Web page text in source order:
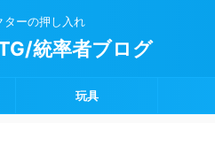
ターの押し入れ
統率者ブログ
玩具